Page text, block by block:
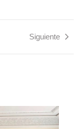
Siguiente